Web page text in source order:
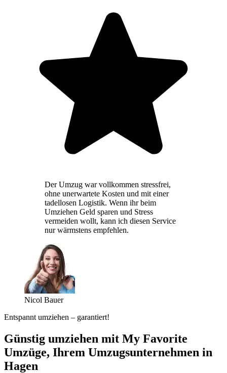
Der Umzug war vollkommen stressfrei,
ohne unerwartete Kosten und mit einer
tadellosen Logistik. Wenn ihr beim
Umziehen Geld sparen und Stress
vermeiden wollt, kann ich diesen Service
nur wärmstens empfehlen.
Nicol Bauer
Entspannt umziehen – garantiert!
Günstig umziehen mit My Favorite
Umzüge, Ihrem Umzugsunternehmen in
Hagen